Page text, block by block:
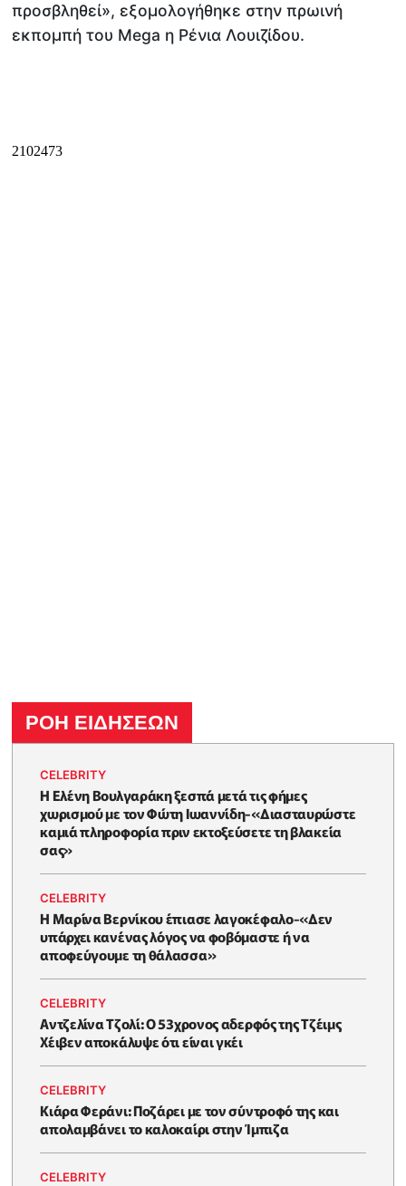
προσβληθεί», εξομολογήθηκε στην πρωινή
εκπομπή του Mega η Ρένια Λουιζίδου.
ΡΟΗ ΕΙΔΗΣΕΩΝ
CELEBRITY
Η Ελένη Βουλγαράκη ξεσπά μετά τις φήμες
χωρισμού με τον Φώτη Ιωαννίδη-«Διασταυρώστε
καμιά πληροφορία πριν εκτοξεύσετε τη βλακεία
σας»
CELEBRITY
Η Μαρίνα Βερνίκου έπιασε λαγοκέφαλο-«Δεν
υπάρχει κανένας λόγος να φοβόμαστε ή να
αποφεύγουμε τη θάλασσα»
CELEBRITY
Αντζελίνα Τζολί: Ο 53χρονος αδερφός της Τζέιμς
Χέιβεν αποκάλυψε ότι είναι γκέι
CELEBRITY
Κιάρα Φεράνι: Ποζάρει με τον σύντροφό της και
απολαμβάνει το καλοκαίρι στην Ίμπιζα
CELEBRITY